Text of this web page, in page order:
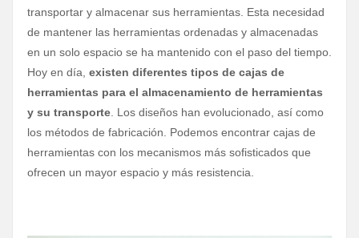
transportar y almacenar sus herramientas. Esta necesidad
de mantener las herramientas ordenadas y almacenadas
en un solo espacio se ha mantenido con el paso del tiempo.
Hoy en día, existen diferentes tipos de cajas de
herramientas para el almacenamiento de herramientas
y su transporte. Los diseños han evolucionado, así como
los métodos de fabricación. Podemos encontrar cajas de
herramientas con los mecanismos más sofisticados que
ofrecen un mayor espacio y más resistencia.